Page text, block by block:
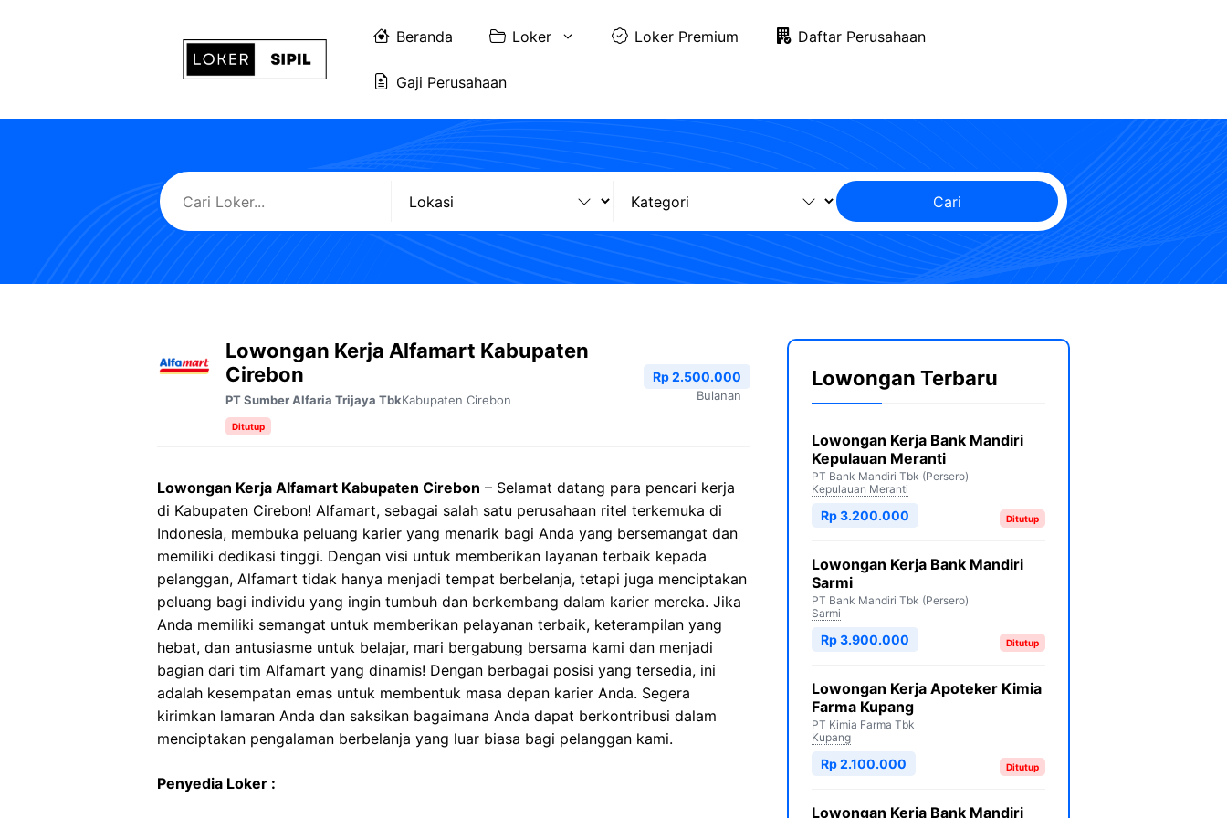
Beranda Loker Loker Premium Daftar Perusahaan
Gaji Perusahaan
Cari
Lowongan Kerja Alfamart Kabupaten
Cirebon
PT Sumber Alfaria Trijaya TbkKabupaten Cirebon
Ditutup
Rp 2.500.000
Bulanan
Lowongan Kerja Alfamart Kabupaten Cirebon – Selamat datang para pencari kerja
di Kabupaten Cirebon! Alfamart, sebagai salah satu perusahaan ritel terkemuka di
Indonesia, membuka peluang karier yang menarik bagi Anda yang bersemangat dan
memiliki dedikasi tinggi. Dengan visi untuk memberikan layanan terbaik kepada
pelanggan, Alfamart tidak hanya menjadi tempat berbelanja, tetapi juga menciptakan
peluang bagi individu yang ingin tumbuh dan berkembang dalam karier mereka. Jika
Anda memiliki semangat untuk memberikan pelayanan terbaik, keterampilan yang
hebat, dan antusiasme untuk belajar, mari bergabung bersama kami dan menjadi
bagian dari tim Alfamart yang dinamis! Dengan berbagai posisi yang tersedia, ini
adalah kesempatan emas untuk membentuk masa depan karier Anda. Segera
kirimkan lamaran Anda dan saksikan bagaimana Anda dapat berkontribusi dalam
menciptakan pengalaman berbelanja yang luar biasa bagi pelanggan kami.
Penyedia Loker :
Lowongan Terbaru
Lowongan Kerja Bank Mandiri
Kepulauan Meranti
PT Bank Mandiri Tbk (Persero)
Kepulauan Meranti
Ditutup
Rp 3.200.000
Lowongan Kerja Bank Mandiri
Sarmi
PT Bank Mandiri Tbk (Persero)
Sarmi
Ditutup
Rp 3.900.000
Lowongan Kerja Apoteker Kimia
Farma Kupang
PT Kimia Farma Tbk
Kupang
Ditutup
Rp 2.100.000
Lowongan Kerja Bank Mandiri